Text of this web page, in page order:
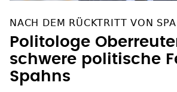
NACH DEM RÜCKTRITT VON
Politologe
schwere politische
Spahns